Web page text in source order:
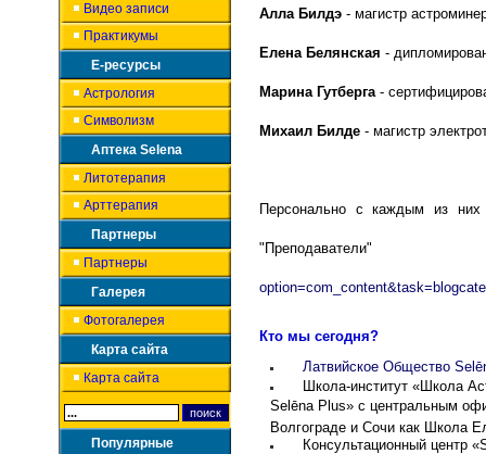
Видео записи
Практикумы
Е-ресурсы
Астрология
Символизм
Аптека Selena
Литотерапия
Арттерапия
Партнеры
Партнеры
Галерея
Фотогалерея
Карта сайта
Карта сайта
Популярные
Алла Билдэ - магистр
Елена Белянская -
Марина Гутберга-
Михаил Билде - магистр
Персонально с каждым из них
Кто мы сегодня?
Латвийское Общество
Школа-институт«Школа
Selēna Plus» с центральным
Волгограде и Сочи как Школа
Консультационный центр «